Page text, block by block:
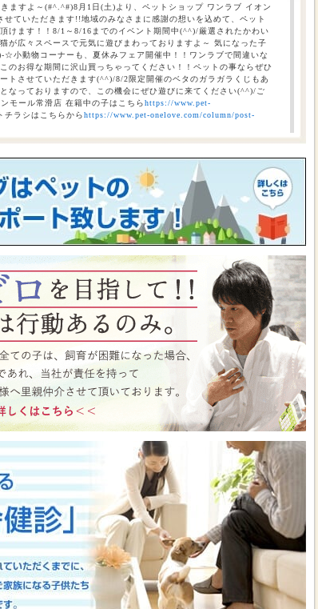
ますよ～(#^.^#)8月1日(土)より、ペットショップ ワンラブ イオン
ていただきます!!地域のみなさまに感謝の想いを込めて、ペット
けます！！8/1～8/16までのイベント期間中(^^)/厳選されたかわい
が広々スペースで元気に遊びまわっておりますよ～ 気になった子
小動物コーナーも、夏休みフェア開催中！！ワンラブで間違いな
のお得な期間に沢山買っちゃってください！！ペットの事ならぜひ
トさせていただきます(^^)/8/2限定開催のベタのガラガラくじもあ
なっておりますので、この機会にぜひ遊びに来てください(^^)/ご
モール常滑店 在籍中の子はこちらhttps://www.pet-
チラシはこちらからhttps://www.pet-onelove.com/column/post-
ラブ総決算 22周年祭｜大決算商談会開幕！！ 8/31お引渡
談会！！ ワンラブ看板店舗にて、ポイントプレゼントキャンペー
信されておりますクーポンを2,500円以上のお会計時にご利用頂
まだ会員アプリをご利用中でない方は、店頭で会員アプリを取得頂
店舗にてぜひご確認ください！！※ワンラブ看板店舗が対象※ 小動
www.pet-onelove.com/column/post-9344/
ンタウン宇多津店＆ゆめタウン三豊店 一年で一番お得な
ラブグループ
す！！7月25日(土)より、ペットショップ ワンラブ イオンタウン宇
算フェアを開催させていただきます！！7/25～8/9までのイベント
大集合！！今年もぜひ遊びに来てください(^^)/ペット用品も専門
だふるプライスとなっております♪愛らしい子犬子猫が広々スペー
なった子はぜひ抱っこしてあげてくださいね(^_-)-☆一年で一番！
に沢山買っちゃってください！！ペットの事ならぜひご相談くださ
だきます(^^)/改めまして、地域の皆様に愛されるペットショップ
■ゆめタウン三豊店 在籍中の子はこちら https://www.pet-
県 ワンラブ アリオ上田店 動物大集合イベント開催！！
す!ワンラブです(^^)/暑い日も多くなってまいりましたね 熱中症に
イベントが開催されていきますよ～(#^.^#)7月18日(土)より、ペッ
ペットイベントを開催させていただきます！！地域のみなさまに感
ふるプライスにてご購入頂けます！！7/18～8/2までのイベント期
集合！！愛らしい子犬子猫が広々スペースで元気に遊びまわって
てあげてくださいね(^_-)-☆大決算商談会も開催されておりますの
、大チャンスですよ～このお得な期間に沢山買っちゃってくださ